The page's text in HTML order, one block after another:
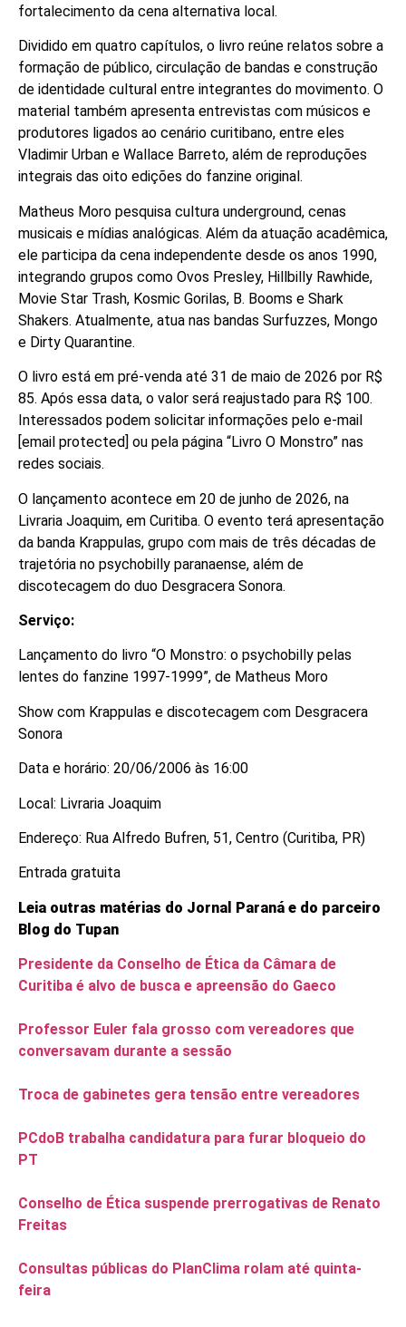
fortalecimento da cena alternativa local.
Dividido em quatro capítulos, o livro reúne relatos sobre a
formação de público, circulação de bandas e construção
de identidade cultural entre integrantes do movimento. O
material também apresenta entrevistas com músicos e
produtores ligados ao cenário curitibano, entre eles
Vladimir Urban e Wallace Barreto, além de reproduções
integrais das oito edições do fanzine original.
Matheus Moro pesquisa cultura underground, cenas
musicais e mídias analógicas. Além da atuação acadêmica,
ele participa da cena independente desde os anos 1990,
integrando grupos como Ovos Presley, Hillbilly Rawhide,
Movie Star Trash, Kosmic Gorilas, B. Booms e Shark
Shakers. Atualmente, atua nas bandas Surfuzzes, Mongo
e Dirty Quarantine.
O livro está em pré-venda até 31 de maio de 2026 por R$
85. Após essa data, o valor será reajustado para R$ 100.
Interessados podem solicitar informações pelo e-mail
[email protected] ou pela página “Livro O Monstro” nas
redes sociais.
O lançamento acontece em 20 de junho de 2026, na
Livraria Joaquim, em Curitiba. O evento terá apresentação
da banda Krappulas, grupo com mais de três décadas de
trajetória no psychobilly paranaense, além de
discotecagem do duo Desgracera Sonora.
Serviço:
Lançamento do livro “O Monstro: o psychobilly pelas
lentes do fanzine 1997-1999”, de Matheus Moro
Show com Krappulas e discotecagem com Desgracera
Sonora
Data e horário: 20/06/2006 às 16:00
Local: Livraria Joaquim
Endereço: Rua Alfredo Bufren, 51, Centro (Curitiba, PR)
Entrada gratuita
Leia outras matérias do Jornal Paraná e do parceiro
Blog do Tupan
Presidente da Conselho de Ética da Câmara de
Curitiba é alvo de busca e apreensão do Gaeco
Professor Euler fala grosso com vereadores que
conversavam durante a sessão
Troca de gabinetes gera tensão entre vereadores
PCdoB trabalha candidatura para furar bloqueio do
PT
Conselho de Ética suspende prerrogativas de Renato
Freitas
Consultas públicas do PlanClima rolam até quinta-
feira